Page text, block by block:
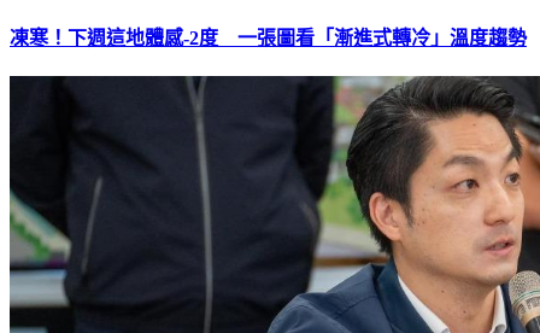
凍寒！下週這地體感-2度 一張圖看「漸進式轉冷」溫度趨勢